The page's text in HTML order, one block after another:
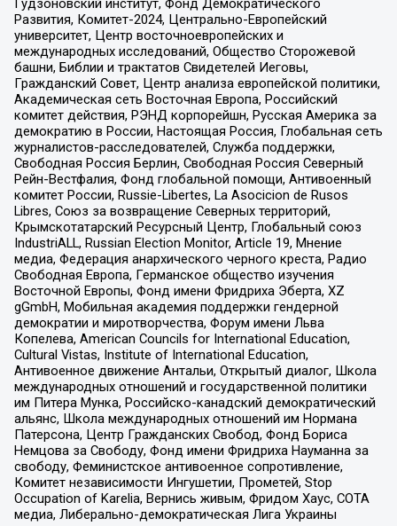
Гудзоновский институт, Фонд Демократического
Развития, Комитет-2024, Центрально-Европейский
университет, Центр восточноевропейских и
международных исследований, Общество Сторожевой
башни, Библии и трактатов Свидетелей Иеговы,
Гражданский Совет, Центр анализа европейской политики,
Академическая сеть Восточная Европа, Российский
комитет действия, РЭНД корпорейшн, Русская Америка за
демократию в России, Настоящая Россия, Глобальная сеть
журналистов-расследователей, Служба поддержки,
Свободная Россия Берлин, Свободная Россия Северный
Рейн-Вестфалия, Фонд глобальной помощи, Антивоенный
комитет России, Russie-Libertes, La Asocicion de Rusos
Libres, Союз за возвращение Северных территорий,
Крымскотатарский Ресурсный Центр, Глобальный союз
IndustriALL, Russian Election Monitor, Article 19, Мнение
медиа, Федерация анархического черного креста, Радио
Свободная Европа, Германское общество изучения
Восточной Европы, Фонд имени Фридриха Эберта, XZ
gGmbH, Мобильная академия поддержки гендерной
демократии и миротворчества, Форум имени Льва
Копелева, American Councils for International Education,
Cultural Vistas, Institute of International Education,
Антивоенное движение Антальи, Открытый диалог, Школа
международных отношений и государственной политики
им Питера Мунка, Российско-канадский демократический
альянс, Школа международных отношений им Нормана
Патерсона, Центр Гражданских Свобод, Фонд Бориса
Немцова за Свободу, Фонд имени Фридриха Науманна за
свободу, Феминистское антивоенное сопротивление,
Комитет независимости Ингушетии, Прометей, Stop
Occupation of Karelia, Вернись живым, Фридом Хаус, СОТА
медиа, Либерально-демократическая Лига Украины